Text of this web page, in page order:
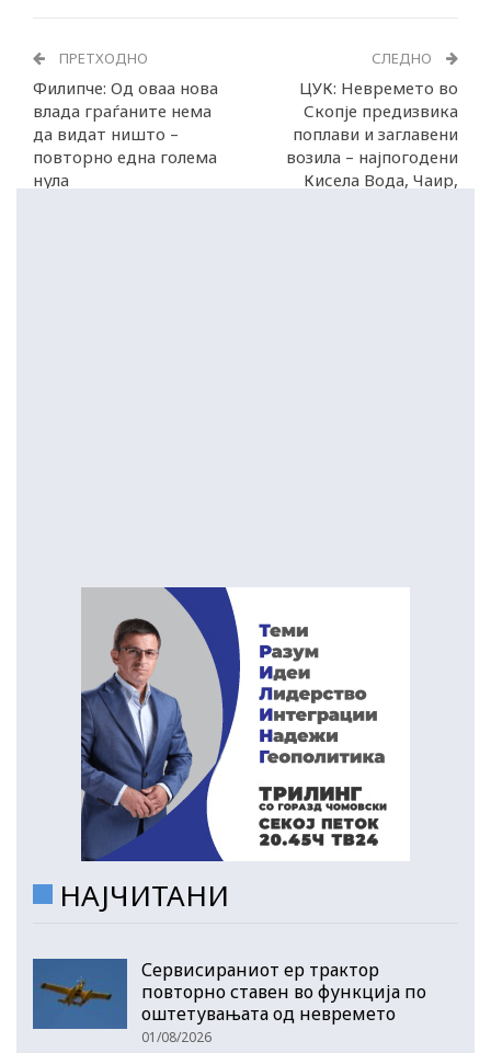
ПРЕТХОДНО
Филипче: Од оваа нова
влада граѓаните нема
да видат ништо –
повторно една голема
нула
СЛЕДНО
ЦУК: Невремето во
Скопје предизвика
поплави и заглавени
возила – најпогодени
Кисела Вода, Чаир,
НАЈЧИТАНИ
Сервисираниот ер трактор
повторно ставен во функција по
оштетувањата од невремето
01/08/2026